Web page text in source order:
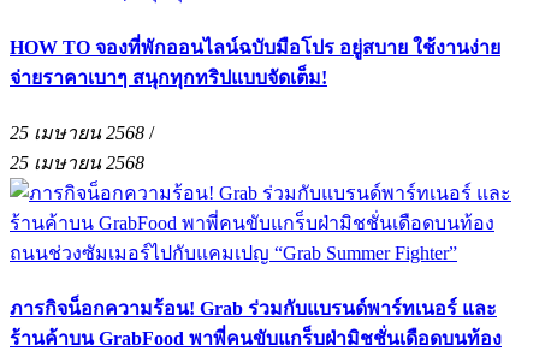
HOW TO จองที่พักออนไลน์ฉบับมือโปร อยู่สบาย ใช้งานง่าย
จ่ายราคาเบาๆ สนุกทุกทริปแบบจัดเต็ม!
25 เมษายน 2568 /
25 เมษายน 2568
ภารกิจน็อกความร้อน! Grab ร่วมกับแบรนด์พาร์ทเนอร์ และ
ร้านค้าบน GrabFood พาพี่คนขับแกร็บฝ่ามิชชั่นเดือดบนท้อง